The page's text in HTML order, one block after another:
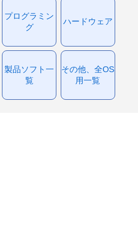
プログラミン
グ
ハードウェア
製品ソフト一
覧
その他、全OS
用一覧